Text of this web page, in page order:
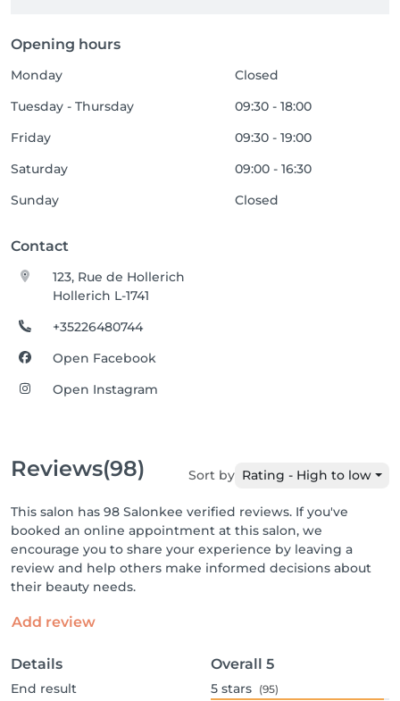
Opening hours
Monday
Closed
Tuesday - Thursday
09:30 - 18:00
Friday
09:30 - 19:00
Saturday
09:00 - 16:30
Sunday
Closed
Contact
123, Rue de Hollerich
Hollerich L-1741
+35226480744
Open Facebook
Open Instagram
Reviews(98) Sort by Rating - High to low
This salon has 98 Salonkee verified reviews. If you've
booked an online appointment at this salon, we
encourage you to share your experience by leaving a
review and help others make informed decisions about
their beauty needs.
Add review
Details
End result
Overall 5
5 stars (95)